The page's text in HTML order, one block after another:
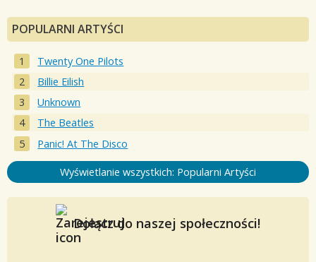
POPULARNI ARTYŚCI
Twenty One Pilots
Billie Eilish
Unknown
The Beatles
Panic! At The Disco
Wyświetlanie wszystkich: Popularni Artyści
Dołącz do naszej społeczności!